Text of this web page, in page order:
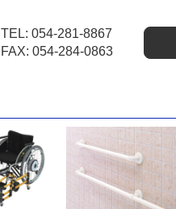
TEL: 054-281-8867
FAX: 054-284-0863